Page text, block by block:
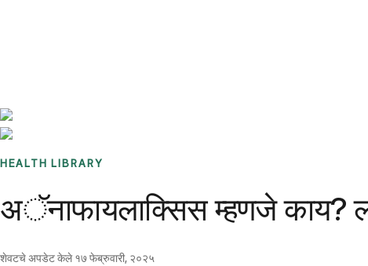
HEALTH LIBRARY
अॅनाफायलाक्सिस म्हणजे काय?
शेवटचे अपडेट केले १७ फेब्रुवारी, २०२५